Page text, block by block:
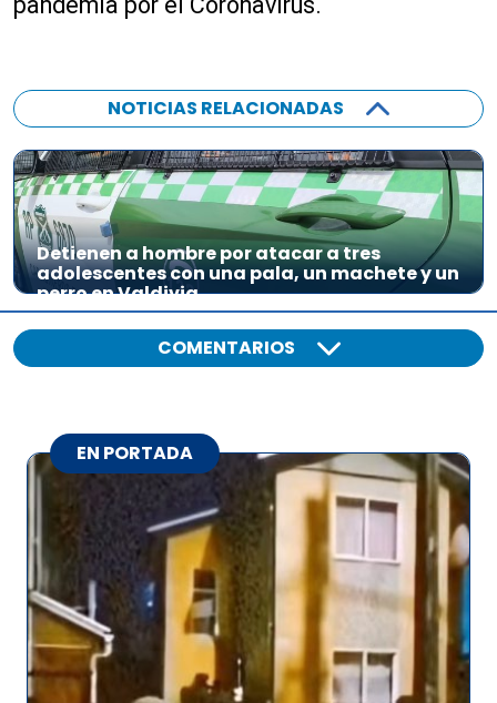
NOTICIAS RELACIONADAS
Detienen a hombre por atacar a tres
adolescentes con una pala, un machete y un
perro en Valdivia
COMENTARIOS
EN PORTADA